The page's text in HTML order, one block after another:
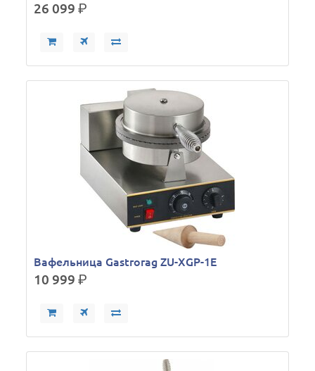
26 099р.
Вафельница Gastrorag ZU-XGP-1E
10 999р.